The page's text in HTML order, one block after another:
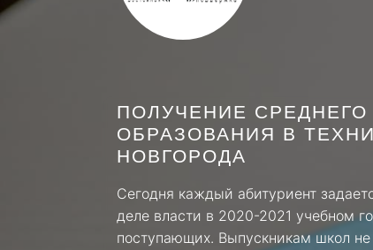
ПОЛУЧЕНИЕ
ОБРАЗОВАНИЯ В
НОВГОРОДА
Сегодня каждый абитуриент
деле власти в 2020-2021 учебном
поступающих. Выпускникам школ